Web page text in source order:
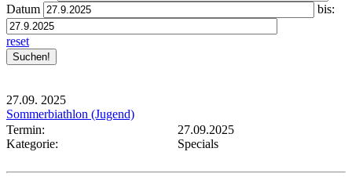
Datum
bis:
reset
27.09. 2025
Sommerbiathlon (Jugend)
Termin:
27.09.2025
Kategorie:
Specials